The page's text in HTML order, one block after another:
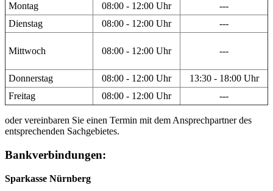
Montag 08:00 - 12:00 Uhr
---
Dienstag
08:00 - 12:00 Uhr ---
Mittwoch 08:00 - 12:00 Uhr ---
Donnerstag 08:00 - 12:00 Uhr
13:30 - 18:00 Uhr
Freitag
08:00 - 12:00 Uhr ---
oder vereinbaren Sie einen Termin mit dem Ansprechpartner des
entsprechenden Sachgebietes.
Bankverbindungen:
Sparkasse Nürnberg